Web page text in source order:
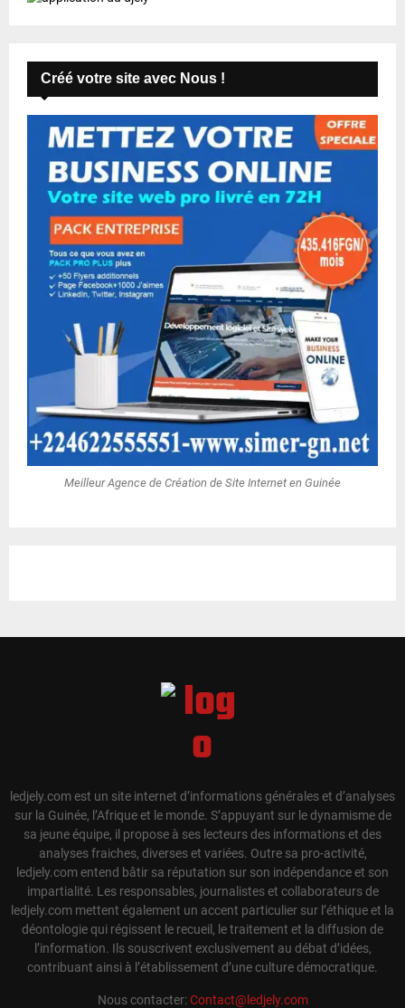
Créé votre site avec Nous !
Meilleur Agence de Création de Site Internet en Guinée
ledjely.com est un site internet d’informations générales et d’analyses
sur la Guinée, l’Afrique et le monde. S’appuyant sur le dynamisme de
sa jeune équipe, il propose à ses lecteurs des informations et des
analyses fraiches, diverses et variées. Outre sa pro-activité,
ledjely.com entend bâtir sa réputation sur son indépendance et son
impartialité. Les responsables, journalistes et collaborateurs de
ledjely.com mettent également un accent particulier sur l’éthique et la
déontologie qui régissent le recueil, le traitement et la diffusion de
l’information. Ils souscrivent exclusivement au débat d’idées,
contribuant ainsi à l’établissement d’une culture démocratique.
Nous contacter:Contact@ledjely.com